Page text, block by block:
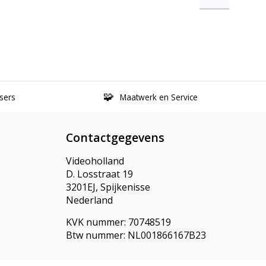
Maatwerk en Service
Contactgegevens
Videoholland
D. Losstraat 19
3201EJ, Spijkenisse
Nederland
KVK nummer: 70748519
Btw nummer: NL001866167B23